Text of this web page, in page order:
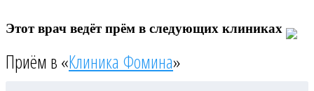
Этот врач ведёт прём в следующих клиниках
Приём в «Клиника Фомина»